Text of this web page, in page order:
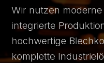
Wir nutzen
integrierte
hochwertige
komplette